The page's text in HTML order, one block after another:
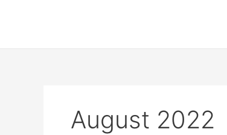
August 2022